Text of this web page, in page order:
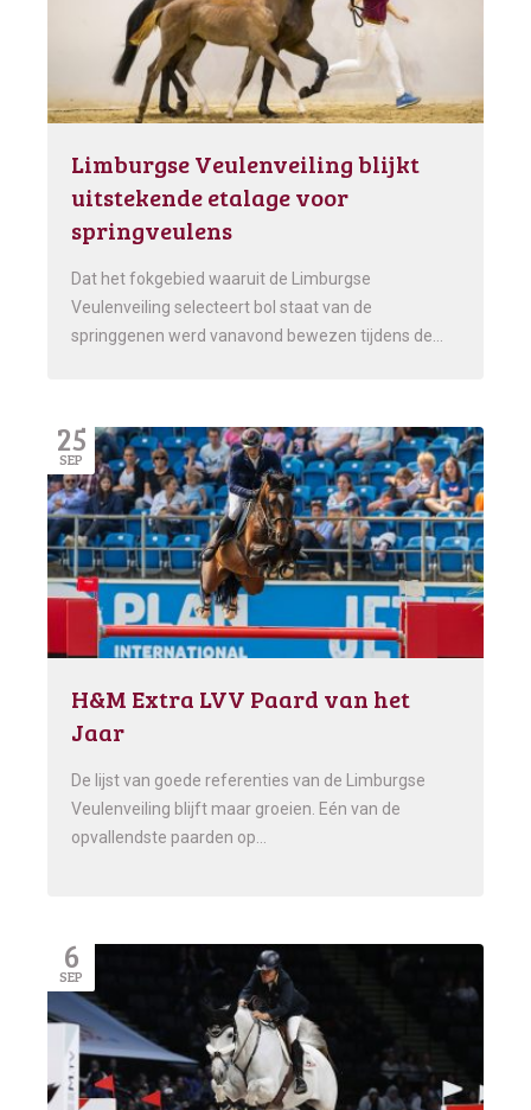
Limburgse Veulenveiling blijkt
uitstekende etalage voor
springveulens
Dat het fokgebied waaruit de Limburgse
Veulenveiling selecteert bol staat van de
springgenen werd vanavond bewezen tijdens de…
25
SEP
H&M Extra LVV Paard van het
Jaar
De lijst van goede referenties van de Limburgse
Veulenveiling blijft maar groeien. Eén van de
opvallendste paarden op…
6
SEP